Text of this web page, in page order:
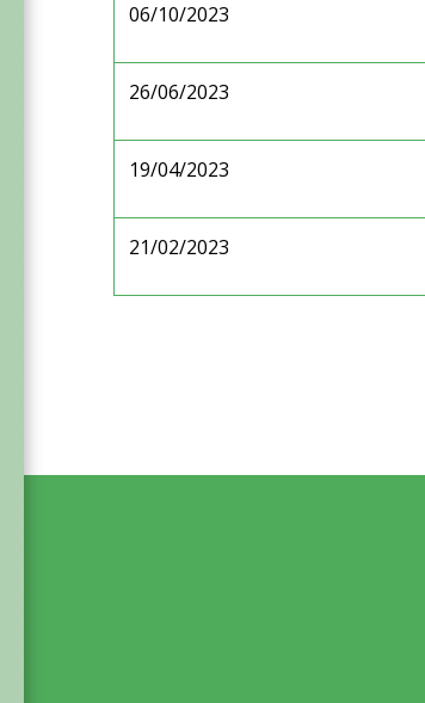
06/10/2023
26/06/2023
19/04/2023
21/02/2023